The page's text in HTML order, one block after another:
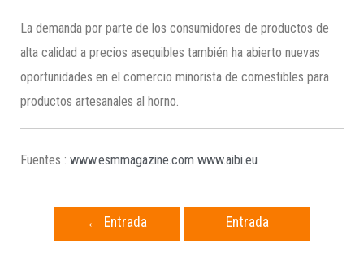
La demanda por parte de los consumidores de productos de
alta calidad a precios asequibles también ha abierto nuevas
oportunidades en el comercio minorista de comestibles para
productos artesanales al horno.
Fuentes : www.esmmagazine.com www.aibi.eu
← Entrada
Entrada